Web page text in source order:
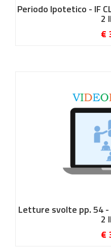
Periodo Ipotetico - IF
2
€
Letture svolte pp. 54 -
2
€